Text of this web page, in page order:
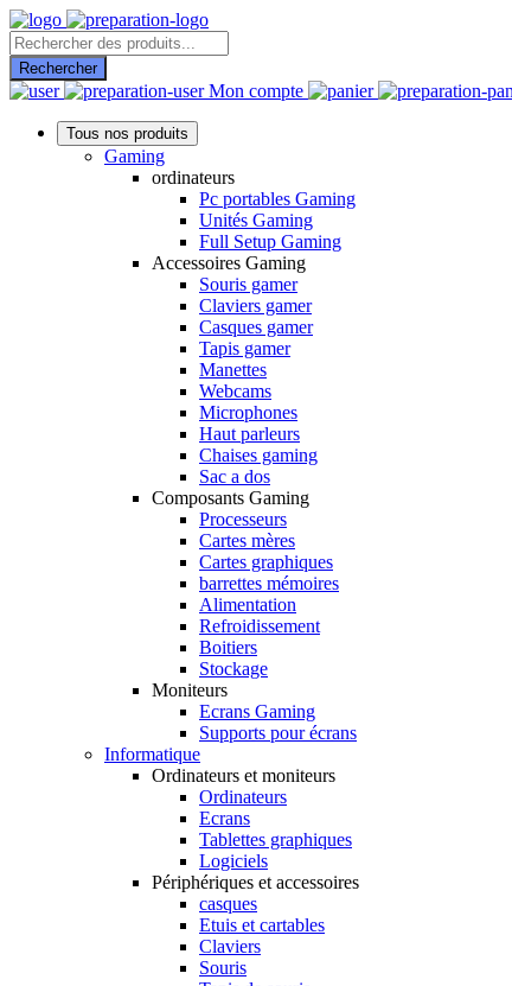
Recherche
de
produits
Rechercher
Mon compte
Tous nos produits
Gaming
ordinateurs
Pc portables Gaming
Unités Gaming
Full Setup Gaming
Accessoires Gaming
Souris gamer
Claviers gamer
Casques gamer
Tapis gamer
Manettes
Webcams
Microphones
Haut parleurs
Chaises gaming
Sac a dos
Composants Gaming
Processeurs
Cartes mères
Cartes graphiques
barrettes mémoires
Alimentation
Refroidissement
Boitiers
Stockage
Moniteurs
Ecrans Gaming
Supports pour écrans
Informatique
Ordinateurs et moniteurs
Ordinateurs
Ecrans
Tablettes graphiques
Logiciels
Périphériques et accessoires
casques
Etuis et cartables
Claviers
Souris